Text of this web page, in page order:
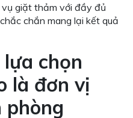
giặt thảm với đầy đủ
chắn mang lại kết quả
chọn
là đơn vị